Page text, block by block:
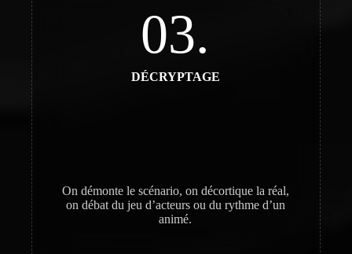
03.
DÉCRYPTAGE
On démonte le scénario, on décortique la réal,
on débat du jeu d’acteurs ou du rythme d’un
animé.